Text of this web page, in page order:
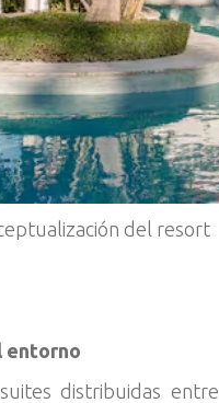
del resort
entorno
distribuidas